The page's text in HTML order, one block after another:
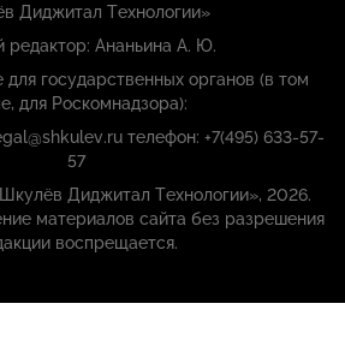
Диджитал Технологии»
редактор: Ананьина А. Ю.
для государственных органов (в том
для Роскомнадзора):
телефон: +7(495) 633-57-
57
Диджитал Технологии», 2026.
материалов сайта без разрешения
воспрещается.